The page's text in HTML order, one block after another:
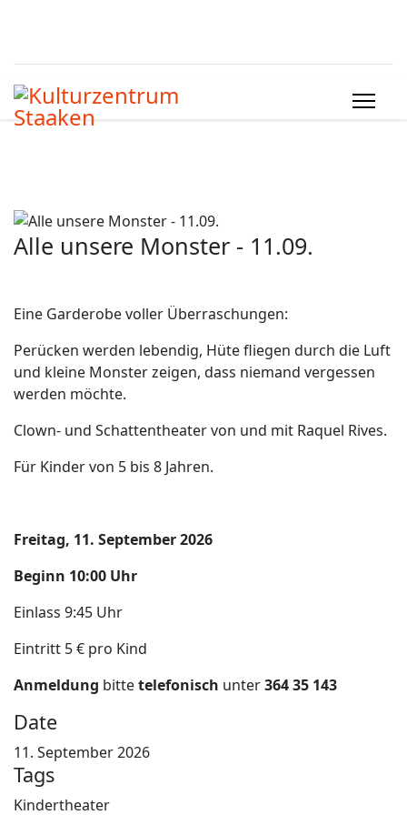
Alle unsere Monster - 11.09.
Eine Garderobe voller Überraschungen:
Perücken werden lebendig, Hüte fliegen durch die Luft
und kleine Monster zeigen, dass niemand vergessen
werden möchte.
Clown- und Schattentheater von und mit Raquel Rives.
Für Kinder von 5 bis 8 Jahren.
Freitag, 11. September 2026
Beginn 10:00 Uhr
Einlass 9:45 Uhr
Eintritt 5 € pro Kind
Anmeldung bittetelefonisch unter364 35 143
Date
11. September 2026
Tags
Kindertheater